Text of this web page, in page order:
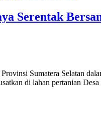
Serentak
Sumatera Selatan
di lahan pertanian